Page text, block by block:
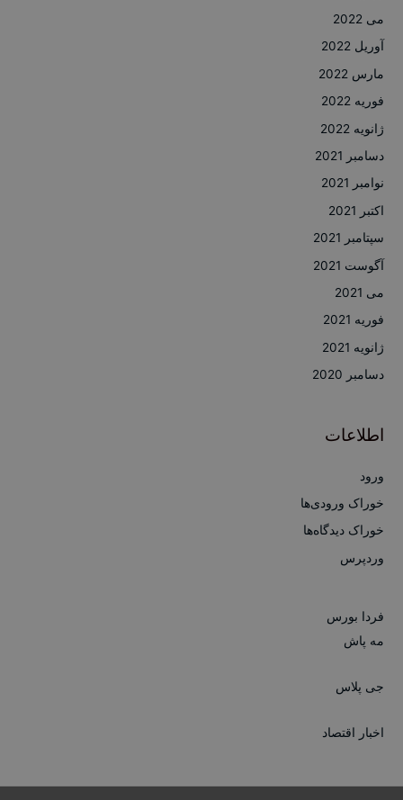
می 2022
آوریل 2022
مارس 2022
فوریه 2022
ژانویه 2022
دسامبر 2021
نوامبر 2021
اکتبر 2021
سپتامبر 2021
آگوست 2021
می 2021
فوریه 2021
ژانویه 2021
دسامبر 2020
اطلاعات
ورود
خوراک ورودی‌ها
خوراک دیدگاه‌ها
وردپرس
فردا بورس
مه پاش
جی پلاس
اخبار اقتصاد